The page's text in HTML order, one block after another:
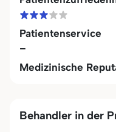
Patientenservice
-
Medizinische
Behandler in der